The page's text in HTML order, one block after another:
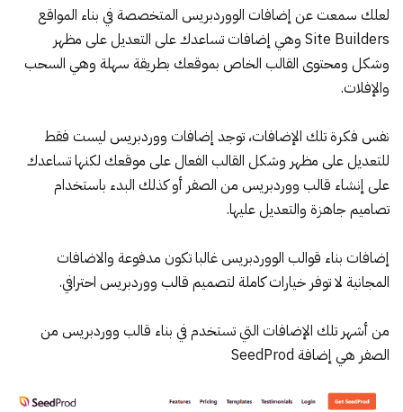
لعلك سمعت عن إضافات الووردبريس المتخصصة في بناء المواقع
Site Builders وهي إضافات تساعدك على التعديل على مظهر
وشكل ومحتوى القالب الخاص بموقعك بطريقة سهلة وهي السحب
والإفلات.
نفس فكرة تلك الإضافات، توجد إضافات ووردبريس ليست فقط
للتعديل على مظهر وشكل القالب الفعال على موقعك لكنها تساعدك
على إنشاء قالب ووردبريس من الصفر أو كذلك البدء باستخدام
تصاميم جاهزة والتعديل عليها.
إضافات بناء قوالب الووردبريس غالبا تكون مدفوعة والاضافات
المجانية لا توفر خيارات كاملة لتصميم قالب ووردبريس احترافي.
من أشهر تلك الإضافات التي تستخدم في بناء قالب ووردبريس من
الصفر هي إضافة SeedPro d